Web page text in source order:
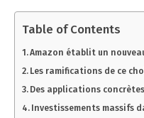
Table of Contents
Amazon établit un
Les ramifications de ce
Des applications concrètes
Investissements massifs